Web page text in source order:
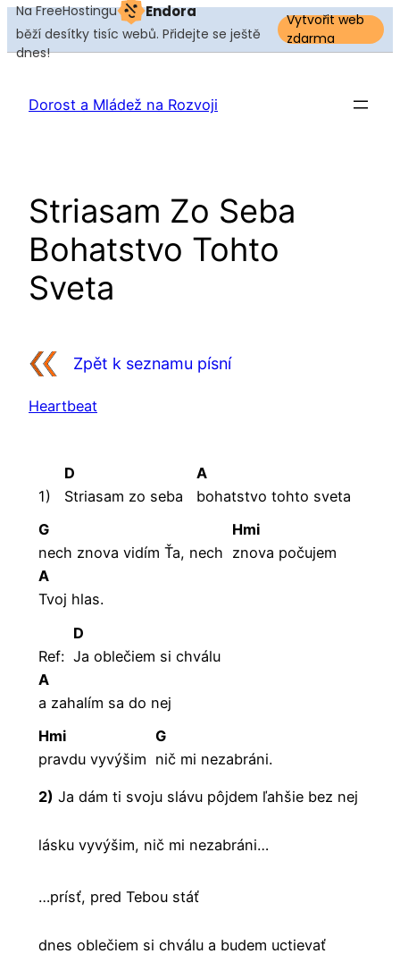
Na FreeHostingu Endora
běží desítky tisíc webů. Přidejte se ještě
dnes!
Vytvořit web
zdarma
obsah
Dorost a Mládež na Rozvoji
Striasam Zo Seba
Bohatstvo Tohto
Sveta
Zpět k seznamu písní
Heartbeat
1)
D
Striasam zo seba
A
bohatstvo tohto sveta
G
nech znova vidím Ťa, nech
Hmi
znova počujem
A
Tvoj hlas.
Ref:
D
Ja oblečiem si chválu
A
a zahalím sa do nej
Hmi
pravdu vyvýšim
G
nič mi nezabráni.
2) Ja dám ti svoju slávu pôjdem ľahšie bez nej
lásku vyvýšim, nič mi nezabráni…
…prísť, pred Tebou stáť
dnes oblečiem si chválu a budem uctievať